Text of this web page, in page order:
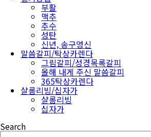
부활
맥추
추수
성탄
신년, 송구영신
말씀갈피/탁상카렌다
그림갈피/성경목록갈피
올해 내게 주신 말씀갈피
365탁상카렌다
샬롬리빙/십자가
샬롬리빙
십자가
Search